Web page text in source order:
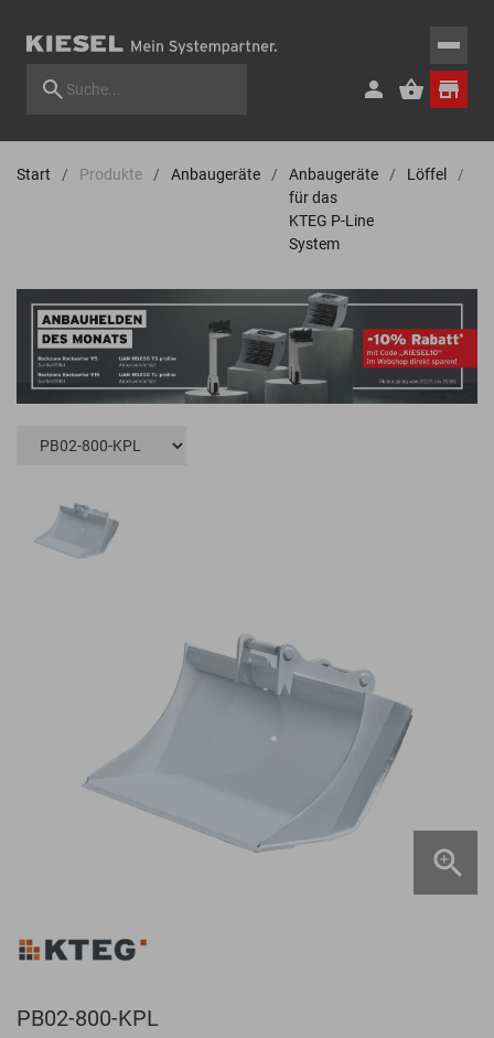
Start Produkte Anbaugeräte
Anbaugeräte
für das
KTEG P-Line
System
Löffel
PB02-800-KPL